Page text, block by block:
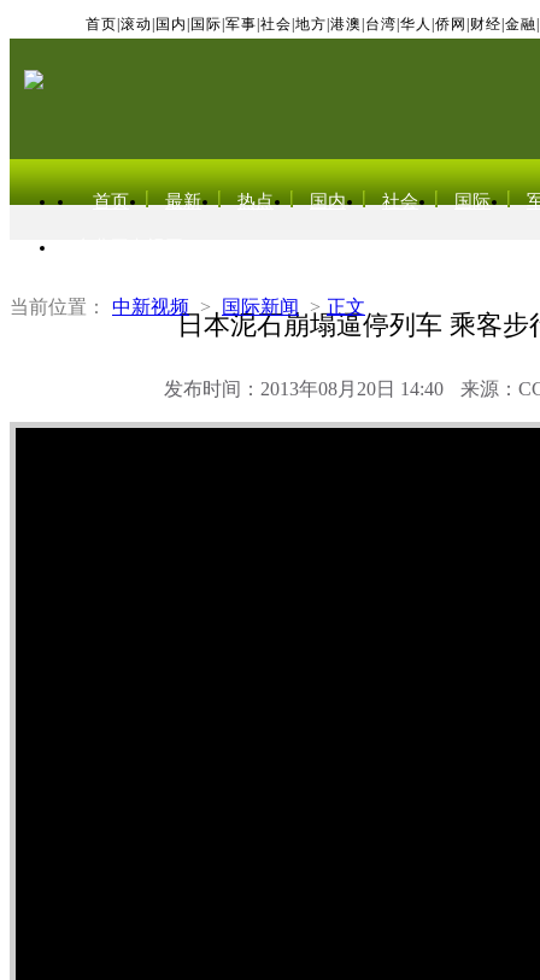
首页 滚动 国内 国际 军事 社会 地方 港澳 台湾 华人 侨网 财经 金融
首页 最新 热点 国内 社会 国际
当前位置： 中新视频 > 国际新闻 > 正文
日本泥石崩塌逼停列车 乘客步
发布时间：2013年08月20日 14:40 来源：